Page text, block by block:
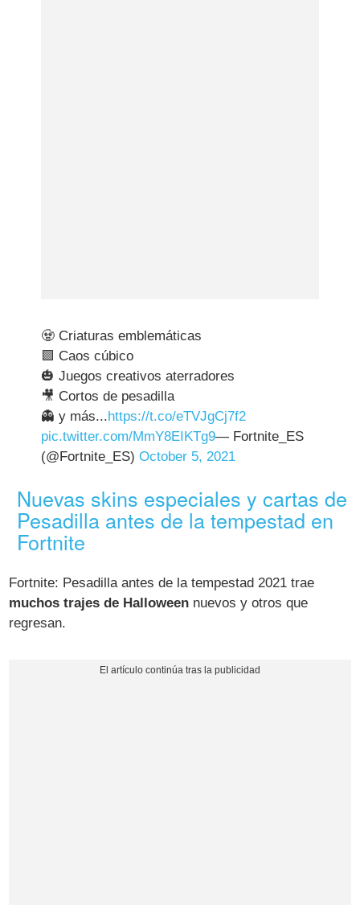
🧟 Criaturas emblemáticas
🟪 Caos cúbico
🎃 Juegos creativos aterradores
🎥 Cortos de pesadilla
👻 y más...https://t.co/eTVJgCj7f2
pic.twitter.com/MmY8EIKTg9— Fortnite_ES
(@Fortnite_ES)October 5, 2021
Nuevas skins especiales y cartas de
Pesadilla antes de la tempestad en
Fortnite
Fortnite: Pesadilla antes de la tempestad 2021 trae
muchos trajes de Halloween nuevos y otros que
regresan.